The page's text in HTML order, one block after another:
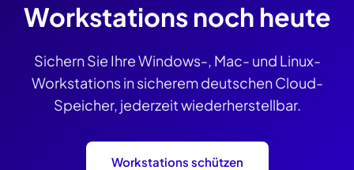
Workstations noch heute
Sichern Sie Ihre Windows-, Mac- und Linux-
Workstations in sicherem deutschen Cloud-
Speicher, jederzeit wiederherstellbar.
Workstations schützen